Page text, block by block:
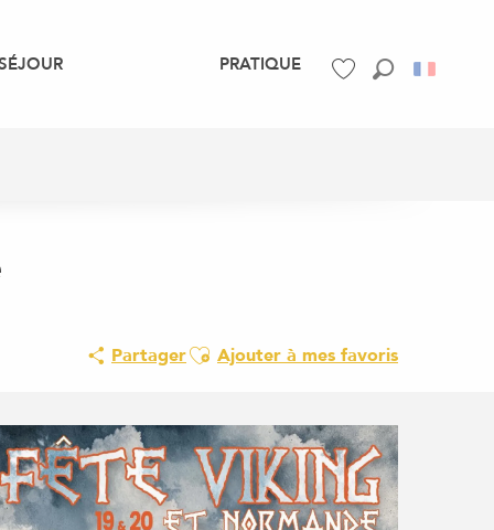
PRATIQUE
PartagerAjouter aux favoris
Ajouter à mes favoris